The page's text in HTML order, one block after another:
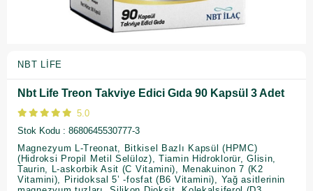
NBT LIFE
Nbt Life Treon Takviye Edici Gıda 90 Kapsül 3 Adet
5.0
Stok Kodu
8680645530777-3
Magnezyum L-Treonat, Bitkisel Bazlı Kapsül (HPMC)
(Hidroksi Propil Metil Selüloz), Tiamin Hidroklorür, Glisin,
Taurin, L-askorbik Asit (C Vitamini), Menakuinon 7 (K2
Vitamini), Piridoksal 5’ -fosfat (B6 Vitamini), Yağ asitlerinin